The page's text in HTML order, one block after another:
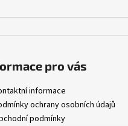
pro vás
informace
ochrany osobních údajů
podmínky